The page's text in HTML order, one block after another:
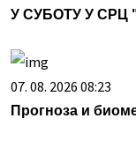
У СУБОТУ У
07. 08. 2026 08:23
Прогноза и